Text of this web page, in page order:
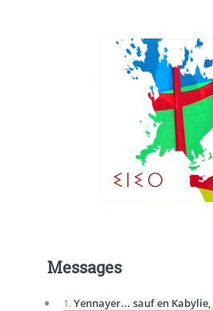
Messages
1.Yennayer... sauf en Kabylie,